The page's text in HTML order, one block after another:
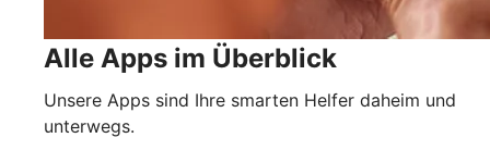
Alle Apps im Überblick
Unsere Apps sind Ihre smarten Helfer daheim und
unterwegs.